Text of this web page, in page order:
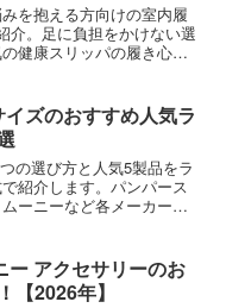
を抱える方向けの室内履
介。足に負担をかけない選
健康スリッパの履き心地
ズのおすすめ人気ラ
の選び方と人気5製品をラ
紹介します。パンパース
ーニーなど各メーカーの
ー アクセサリーのお
【2026年】